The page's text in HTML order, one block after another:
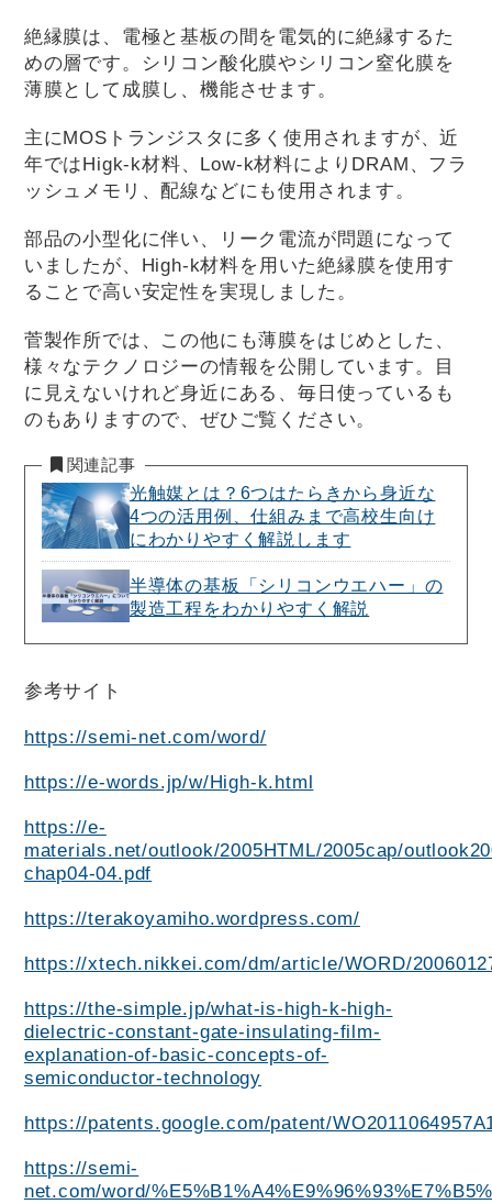
絶縁膜は、電極と基板の間を電気的に絶縁するた
めの層です。シリコン酸化膜やシリコン窒化膜を
薄膜として成膜し、機能させます。
主にMOSトランジスタに多く使用されますが、近
年ではHigk-k材料、Low-k材料によりDRAM、フラ
ッシュメモリ、配線などにも使用されます。
部品の小型化に伴い、リーク電流が問題になって
いましたが、High-k材料を用いた絶縁膜を使用す
ることで高い安定性を実現しました。
菅製作所では、この他にも薄膜をはじめとした、
様々なテクノロジーの情報を公開しています。目
に見えないけれど身近にある、毎日使っているも
のもありますので、ぜひご覧ください。
関連記事
光触媒とは？6つはたらきから身近な
4つの活用例、仕組みまで高校生向け
にわかりやすく解説します
半導体の基板「シリコンウエハー」の
製造工程をわかりやすく解説
参考サイト
https://semi-net.com/word/
https://e-words.jp/w/High-k.html
https://e-
materials.net/outlook/2005HTML/2005cap/
chap04-04.pdf
https://terakoyamiho.wordpress.com/
https://xtech.nikkei.com/dm/article/WORD/
https://the-simple.jp/what-is-high-k-high-
dielectric-constant-gate-insulating-film-
explanation-of-basic-concepts-of-
semiconductor-technology
https://patents.google.com/patent/
https://semi-
net.com/word/